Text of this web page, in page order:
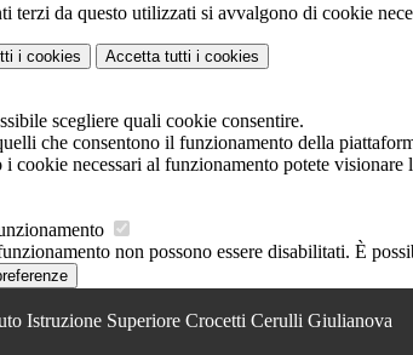
terzi da questo utilizzati si avvalgono di cookie
i cookies Accetta tutti i cookies
scegliere quali cookie consentire.
che consentono il funzionamento della
i cookie necessari al funzionamento potete visionare
non possono essere disabilitati. È
Istruzione Superiore Crocetti Cerulli Giulianova